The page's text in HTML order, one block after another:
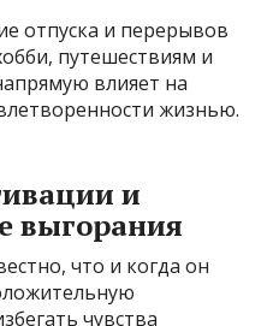
отпуска и перерывов
путешествиям и
влияет на
жизнью.
и
выгорания
что и когда он
чувства